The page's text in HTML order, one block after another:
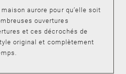
aurore pour qu’elle soit
ouvertures
et ces décrochés de
original et complètement